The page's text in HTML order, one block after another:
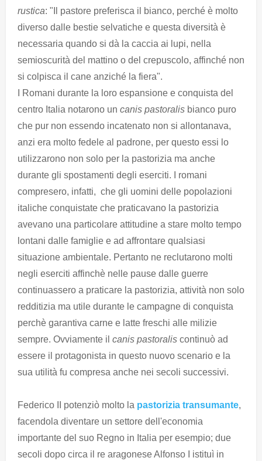
rustica: "Il pastore preferisca il bianco, perché è molto
diverso dalle bestie selvatiche e questa diversità è
necessaria quando si dà la caccia ai lupi, nella
semioscurità del mattino o del crepuscolo, affinché non
si colpisca il cane anziché la fiera".
I Romani durante la loro espansione e conquista del
centro Italia notarono un canis pastoralis bianco puro
che pur non essendo incatenato non si allontanava,
anzi era molto fedele al padrone, per questo essi lo
utilizzarono non solo per la pastorizia ma anche
durante gli spostamenti degli eserciti. I romani
compresero, infatti, che gli uomini delle popolazioni
italiche conquistate che praticavano la pastorizia
avevano una particolare attitudine a stare molto tempo
lontani dalle famiglie e ad affrontare qualsiasi
situazione ambientale. Pertanto ne reclutarono molti
negli eserciti affinchè nelle pause dalle guerre
continuassero a praticare la pastorizia, attività non solo
redditizia ma utile durante le campagne di conquista
perchè garantiva carne e latte freschi alle milizie
sempre. Ovviamente il canis pastoralis continuò ad
essere il protagonista in questo nuovo scenario e la
sua utilità fu compresa anche nei secoli successivi.
Federico II potenziò molto la pastorizia transumante,
facendola diventare un settore dell'economia
importante del suo Regno in Italia per esempio; due
secoli dopo circa il re aragonese Alfonso I istituì in